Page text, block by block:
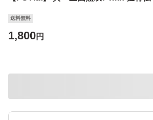
送料無料
1,800円